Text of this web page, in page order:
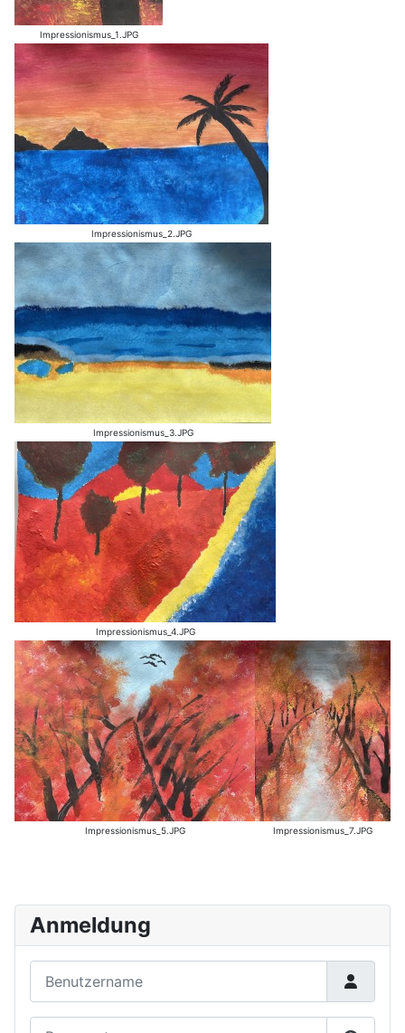
Anmeldung
Impressionismus_1.JPG
Impressionismus_2.JPG
Impressionismus_3.JPG
Impressionismus_4.JPG
Impressionismus_5.JPG Impressionismus_7.JPG